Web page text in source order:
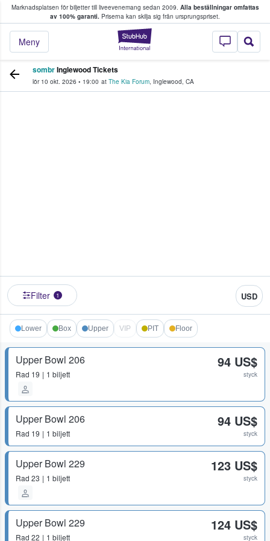
Marknadsplatsen för biljetter till liveevenemang sedan 2009. Alla beställningar omfattas
av 100% garanti. Priserna kan skilja sig från ursprungspriset.
StubHub – där
Meny
köper och säljer biljetter.
sombrInglewood Tickets
lör 10 okt. 2026 • 19:00 at The Kia Forum, Inglewood, CA
Filter 1 USD
Lower Box Upper VIP PIT Floor
Upper Bowl 206
Rad 19 1 biljett
94 US$
styck
Upper Bowl 206
Rad 19 1 biljett
94 US$
styck
Upper Bowl 229
Rad 23 1 biljett
123 US$
styck
Upper Bowl 229
Rad 22 1 biljett
124 US$
styck